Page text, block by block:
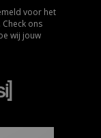
voor het
ons
wij jouw